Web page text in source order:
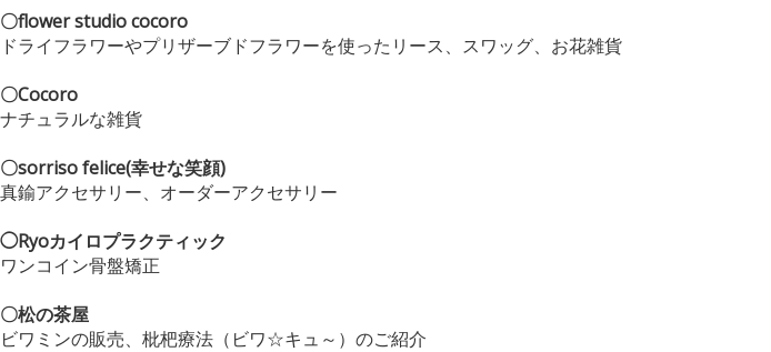
〇flower studio cocoro
ドライフラワーやプリザーブドフラワーを使ったリース、スワッグ、お花雑貨
〇Cocoro
ナチュラルな雑貨
〇sorriso felice(幸せな笑顔)
真鍮アクセサリー、オーダーアクセサリー
◯Ryoカイロプラクティック
ワンコイン骨盤矯正
〇松の茶屋
ビワミンの販売、枇杷療法（ビワ☆キュ～）のご紹介